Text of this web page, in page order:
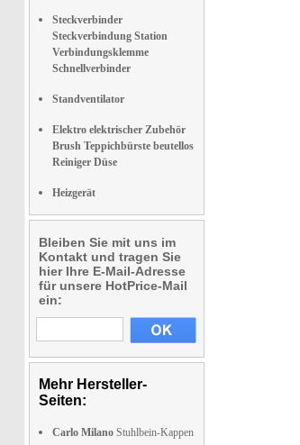
Steckverbinder
Steckverbindung Station
Verbindungsklemme
Schnellverbinder
Standventilator
Elektro elektrischer Zubehör
Brush Teppichbürste beutellos
Reiniger Düse
Heizgerät
Bleiben Sie mit uns im
Kontakt und tragen Sie
hier Ihre E-Mail-Adresse
für unsere HotPrice-Mail
ein:
Mehr Hersteller-
Seiten:
Carlo Milano Stuhlbein-Kappen